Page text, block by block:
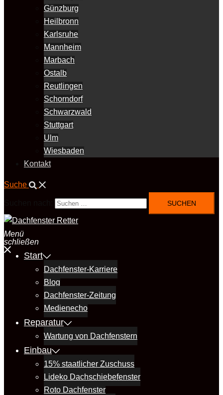
Günzburg
Heilbronn
Karlsruhe
Mannheim
Marbach
Ostalb
Reutlingen
Schorndorf
Schwarzwald
Stuttgart
Ulm
Wiesbaden
Kontakt
Suche
Menü
schließen
Start
Dachfenster-Karriere
Blog
Dachfenster-Zeitung
Medienecho
Reparatur
Wartung von Dachfenstern
Einbau
15% staatlicher Zuschuss
Lideko Dachschiebefenster
Roto Dachfenster